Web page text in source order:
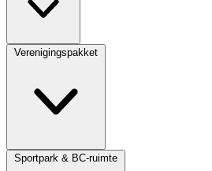
Verenigingspakket
Sportpark & BC-ruimte